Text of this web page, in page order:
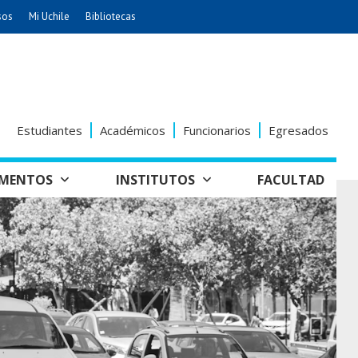
Cs. Sociales
Economía y Negocios
Gobierno
Odontología
Estudios Internacionales
de
Bachillerato
Hospital Clínico
Mi Uchile Bibliotecas
Estudiantes Académicos Funcionarios Egresados
INSTITUTOS
Vivienda
Historia y
Patrimonio
FACULTAD